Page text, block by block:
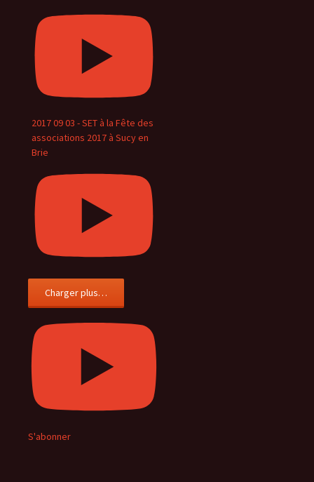
2017 09 03 - SET à la Fête des
associations 2017 à Sucy en
Brie
Charger plus…
S'abonner